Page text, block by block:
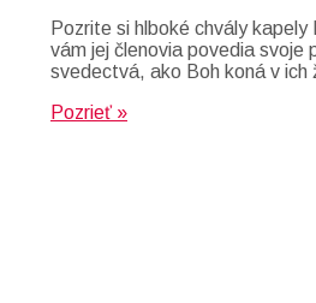
Pozrite si hlboké chvály kapely
vám jej členovia povedia svoje
svedectvá, ako Boh koná v ich
Pozrieť »